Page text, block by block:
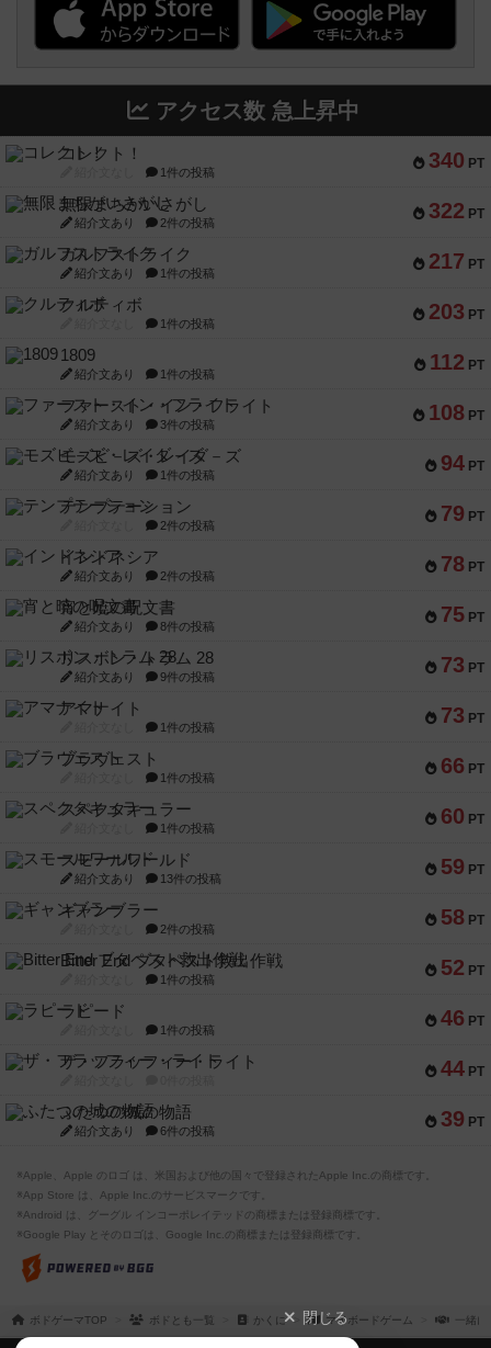
アクセス数 急上昇中
340 PT
コレクト！
1件の投稿
322 PT
無限まちがいさがし
紹介文あり 2件の投稿
217 PT
ガルフストライク
紹介文あり 1件の投稿
203 PT
クルティボ
1件の投稿
112 PT
1809
紹介文あり 1件の投稿
108 PT
ファースト・イン・フライト
紹介文あり 3件の投稿
94 PT
モズビ－ズ・レイダ－ズ
紹介文あり 1件の投稿
79 PT
テンプテーション
2件の投稿
78 PT
インドネシア
紹介文あり 2件の投稿
75 PT
宵と暁の呪文書
紹介文あり 8件の投稿
73 PT
リスボン・トラム 28
紹介文あり 9件の投稿
73 PT
アマナイト
1件の投稿
66 PT
ブラヴェスト
1件の投稿
60 PT
スペクタキュラー
1件の投稿
59 PT
スモールワールド
紹介文あり 13件の投稿
58 PT
ギャンブラー
2件の投稿
52 PT
Bitter End ブタペスト救出作戦
1件の投稿
46 PT
ラピード
1件の投稿
44 PT
ザ・フラッフィー・ライト
39 PT
ふたつの城の物語
紹介文あり 6件の投稿
※Apple、Apple のロゴ は、米国および他の国々で登録されたApple Inc.の商標です。
※App Store は、Apple Inc.のサービスマークです。
※Android は、グーグル インコーポレイテッドの商標または登録商標です。
※Google Play とそのロゴは、Google Inc.の商標または登録商標です。
ボドゲーマTOP ボドとも一覧 かくに マイボードゲーム 一緒に
閉じる